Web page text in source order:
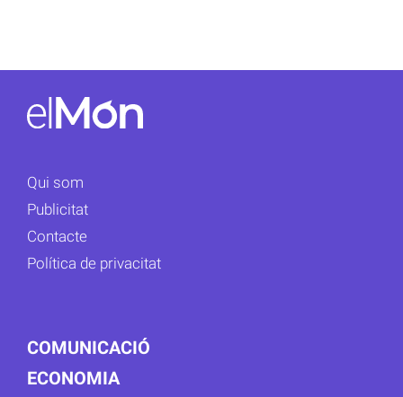
Qui som
Publicitat
Contacte
Política de privacitat
COMUNICACIÓ
ECONOMIA